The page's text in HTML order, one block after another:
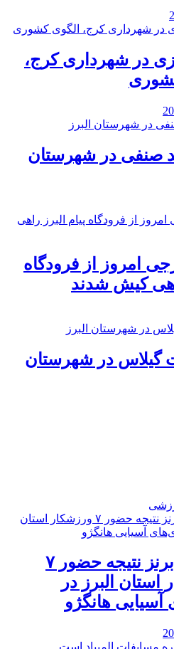
در شهرداری کرج،
۶ واحد صنفی در شهرستان
امروز از فرودگاه
کیش شدند
گیلاس در شهرستان
۲ مدال برنز نتیجه حضور ۷
استان البرز در
آسیایی هانگژو